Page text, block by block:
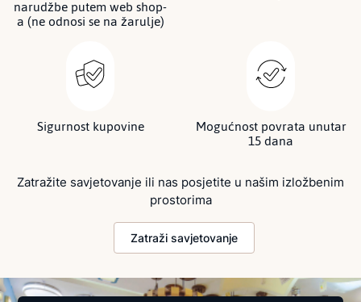
narudžbe putem web shop-
a (ne odnosi se na žarulje)
Sigurnost kupovine Mogućnost povrata unutar
15 dana
Zatražite savjetovanje ili nas posjetite u našim izložbenim
prostorima
Zatraži savjetovanje